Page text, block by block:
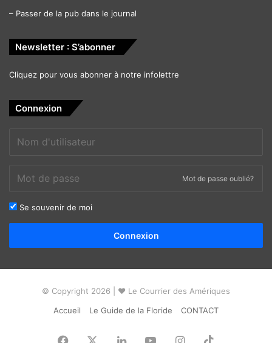
– Passer de la pub dans le journal
Newsletter : S’abonner
Cliquez pour vous abonner à notre infolettre
Connexion
Mot de passe oublié?
Se souvenir de moi
Connexion
© Copyright 2026 | ❤ Le Courrier des Amériques
Accueil
Le Guide de la Floride CONTACT
Facebook LinkedinYouTubeInstagram